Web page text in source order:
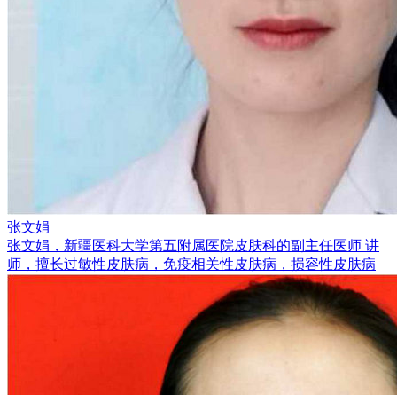
张文娟
张文娟，新疆医科大学第五附属医院皮肤科的副主任医师 讲
师，擅长过敏性皮肤病，免疫相关性皮肤病，损容性皮肤病